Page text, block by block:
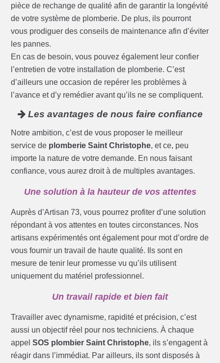
pièce de rechange de qualité afin de garantir la longévité
de votre système de plomberie. De plus, ils pourront
vous prodiguer des conseils de maintenance afin d’éviter
les pannes.
En cas de besoin, vous pouvez également leur confier
l’entretien de votre installation de plomberie. C’est
d’ailleurs une occasion de repérer les problèmes à
l’avance et d’y remédier avant qu’ils ne se compliquent.
Les avantages de nous faire confiance
Notre ambition, c’est de vous proposer le meilleur
service de plomberie Saint Christophe, et ce, peu
importe la nature de votre demande. En nous faisant
confiance, vous aurez droit à de multiples avantages.
Une solution à la hauteur de vos attentes
Auprès d’Artisan 73, vous pourrez profiter d’une solution
répondant à vos attentes en toutes circonstances. Nos
artisans expérimentés ont également pour mot d’ordre de
vous fournir un travail de haute qualité. Ils sont en
mesure de tenir leur promesse vu qu’ils utilisent
uniquement du matériel professionnel.
Un travail rapide et bien fait
Travailler avec dynamisme, rapidité et précision, c’est
aussi un objectif réel pour nos techniciens. À chaque
appelSOS plombier Saint Christophe, ils s’engagent à
réagir dans l’immédiat. Par ailleurs, ils sont disposés à